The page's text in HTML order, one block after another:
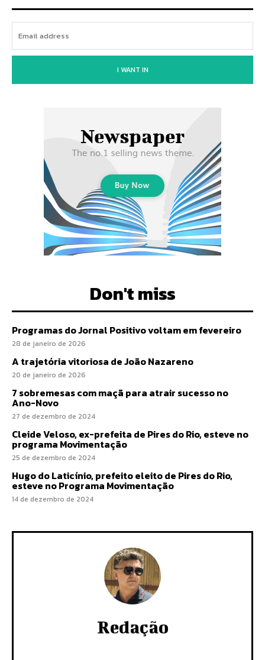
I WANT IN
Don't miss
Programas do Jornal Positivo voltam em fevereiro
28 de janeiro de 2026
A trajetória vitoriosa de João Nazareno
20 de janeiro de 2026
7 sobremesas com maçã para atrair sucesso no
Ano-Novo
27 de dezembro de 2024
Cleide Veloso, ex-prefeita de Pires do Rio, esteve no
programa Movimentação
25 de dezembro de 2024
Hugo do Laticínio, prefeito eleito de Pires do Rio,
esteve no Programa Movimentação
14 de dezembro de 2024
Redação